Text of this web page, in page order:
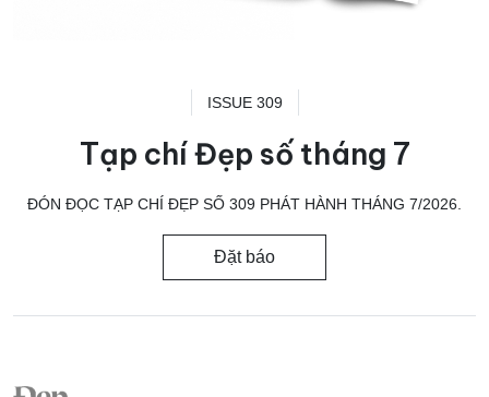
ISSUE 309
Tạp chí Đẹp số tháng 7
ĐÓN ĐỌC TẠP CHÍ ĐẸP SỐ 309 PHÁT HÀNH THÁNG 7/2026.
Đặt báo